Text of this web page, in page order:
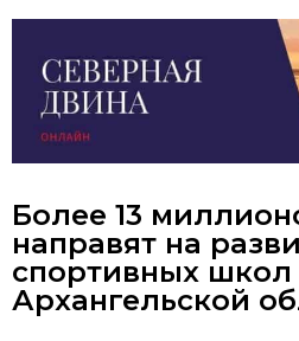
Более 13
направят на
спортивных школ
Архангельской